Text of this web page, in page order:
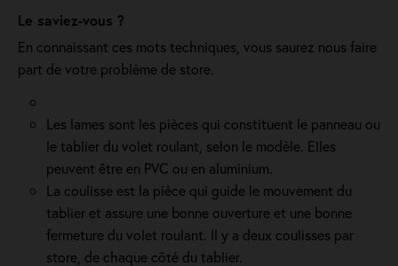
Le saviez-vous ?
En connaissant ces mots techniques, vous saurez nous faire
part de votre problème de store.
Les lames sont les pièces qui constituent le panneau ou
le tablier du volet roulant, selon le modèle. Elles
peuvent être en PVC ou en aluminium.
La coulisse est la pièce qui guide le mouvement du
tablier et assure une bonne ouverture et une bonne
fermeture du volet roulant. Il y a deux coulisses par
store, de chaque côté du tablier.